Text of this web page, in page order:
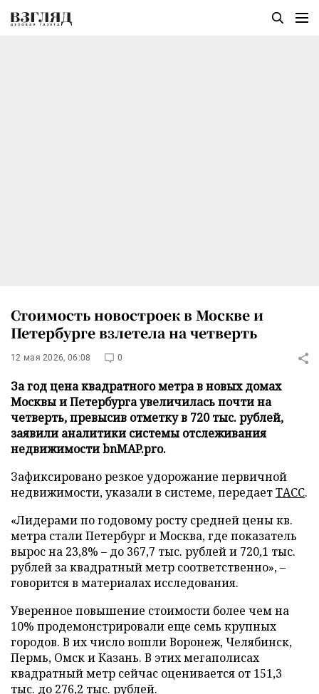
Стоимость новостроек в Москве и
Петербурге взлетела на четверть
12 мая 2026, 06:08 0
За год цена квадратного метра в новых домах
Москвы и Петербурга увеличилась почти на
четверть, превысив отметку в 720 тыс. рублей,
заявили аналитики системы отслеживания
недвижимости bnMAP.pro.
Зафиксировано резкое удорожание первичной
недвижимости, указали в системе, передаетТАСС.
«Лидерами по годовому росту средней цены кв.
метра стали Петербург и Москва, где показатель
вырос на 23,8% – до 367,7 тыс. рублей и 720,1 тыс.
рублей за квадратный метр соответственно», –
говорится в материалах исследования.
Уверенное повышение стоимости более чем на
10% продемонстрировали еще семь крупных
городов. В их число вошли Воронеж, Челябинск,
Пермь, Омск и Казань. В этих мегаполисах
квадратный метр сейчас оценивается от 151,3
тыс. до 276,2 тыс. рублей.